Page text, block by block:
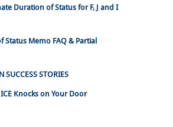
Duration of Status for F, J and I
Status Memo FAQ & Partial
SUCCESS STORIES
Knocks on Your Door